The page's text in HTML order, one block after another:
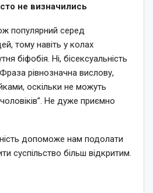
не визначились
популярний серед
тому навіть у колах
біфобія. Ні, бісексуальність
рівнозначна вислову,
оскільки не можуть
Не дуже приємно
допоможе нам подолати
суспільство більш відкритим.